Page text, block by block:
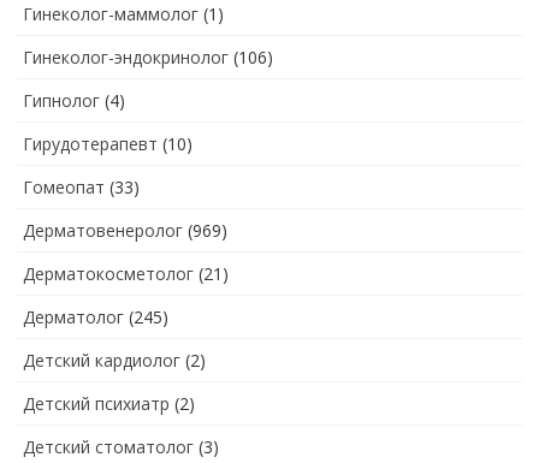
Гинеколог-маммолог (1)
Гинеколог-эндокринолог (106)
Гипнолог (4)
Гирудотерапевт (10)
Гомеопат (33)
Дерматовенеролог (969)
Дерматокосметолог (21)
Дерматолог (245)
Детский кардиолог (2)
Детский психиатр (2)
Детский стоматолог (3)